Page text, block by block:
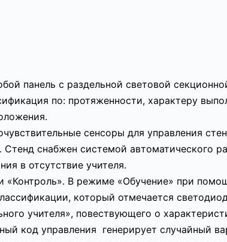
панель с раздельной световой
по: протяженности, характеру
сенсоры для управления
снабжен системой автоматического
в отсутствие учителя.
В режиме «Обучение» при
который отмечается
учителя», повествующего о
код управления генерирует случайный